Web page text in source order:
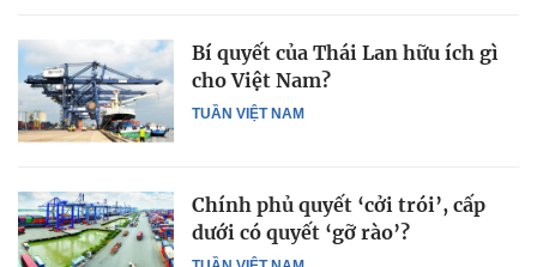
TUẦN VIỆT NAM
Bí quyết của Thái Lan hữu ích gì
cho Việt Nam?
Chính phủ quyết ‘cởi trói’, cấp
dưới có quyết ‘gỡ rào’?